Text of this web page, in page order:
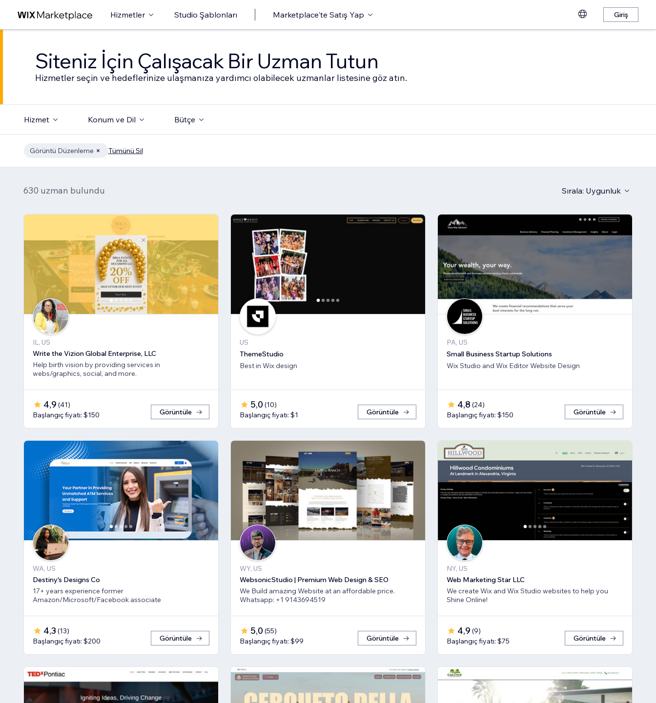
Hizmetler Studio Şablonları Marketplace'te Satış Yap Giriş
Siteniz İçin Çalışacak Bir Uzman Tutun
Hizmetler seçin ve hedeflerinize ulaşmanıza yardımcı olabilecek uzmanlar listesine göz atın.
Hizmet Konum ve Dil Bütçe
Görüntü Düzenleme Tümünü Sil
630 uzman bulundu Sırala: Uygunluk
IL, US
Write the Vizion Global Enterprise, LLC
Help birth vision by providing services in
webs/graphics, social, and more.
4,9 (41)
Başlangıç fiyatı: $150
Görüntüle
US
ThemeStudio
Best in Wix design
5,0 (10)
Başlangıç fiyatı: $1
Görüntüle
PA, US
Small Business Startup Solutions
Wix Studio and Wix Editor Website Design
4,8 (24)
Başlangıç fiyatı: $150
Görüntüle
WA, US
Destiny's Designs Co
17+ years experience former
Amazon/Microsoft/Facebook associate
4,3 (13)
Başlangıç fiyatı: $200
Görüntüle
WY, US
WebsonicStudio | Premium Web Design & SEO
We Build amazing Website at an affordable price.
Whatsapp: +1 9143694519
5,0 (55)
Başlangıç fiyatı: $99
Görüntüle
NY, US
Web Marketing Star LLC
We create Wix and Wix Studio websites to help you
Shine Online!
4,9 (9)
Başlangıç fiyatı: $75
Görüntüle